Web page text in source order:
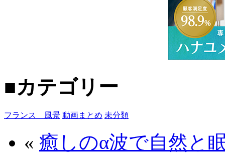
■カテゴリー
フランス 風景 動画まとめ 未分類
« 癒しのα波で自然と